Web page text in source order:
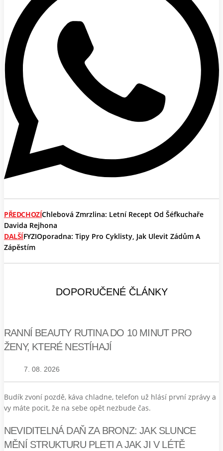
PŘEDCHOZÍChlebová Zmrzlina: Letní Recept Od Šéfkuchaře
Davida Rejhona
DALŠÍFYZIOporadna: Tipy Pro Cyklisty, Jak Ulevit Zádům A
Zápěstím
DOPORUČENÉ ČLÁNKY
RANNÍ BEAUTY RUTINA DO 10 MINUT PRO
ŽENY, KTERÉ NESTÍHAJÍ
7. 08. 2026
Budík zvoní pozdě, káva chladne, telefon už hlásí první zprávy a
vy máte pocit, že na sebe opět nezbude čas.
NEVIDITELNÁ DAŇ ZA BRONZ: JAK SLUNCE
MĚNÍ STRUKTURU PLETI A JAK JI V LÉTĚ